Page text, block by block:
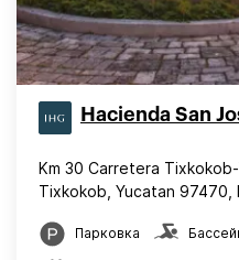
Hacienda San
Km 30 Carretera
Tixkokob, Yucatan 97470,
Парковка